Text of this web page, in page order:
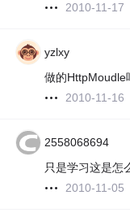
2010-11-17
yzlxy
做的HttpMoudle
2010-11-16
2558068694
只是学习这是怎
2010-11-05